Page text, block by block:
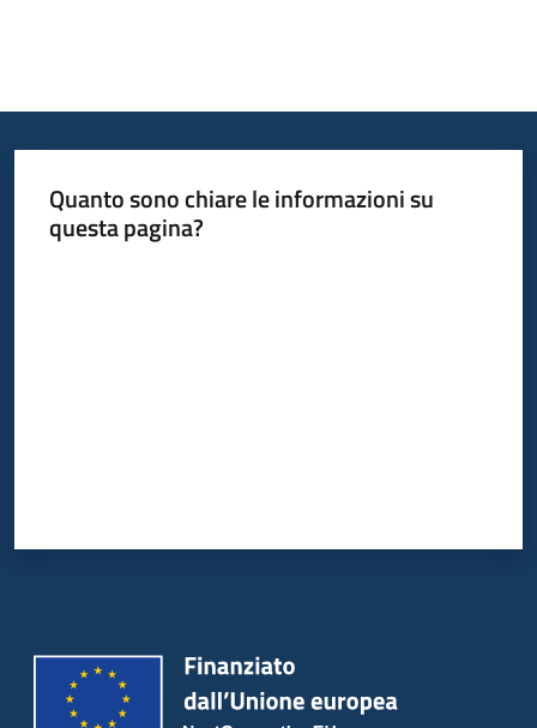
Quanto sono chiare le informazioni su
questa pagina?